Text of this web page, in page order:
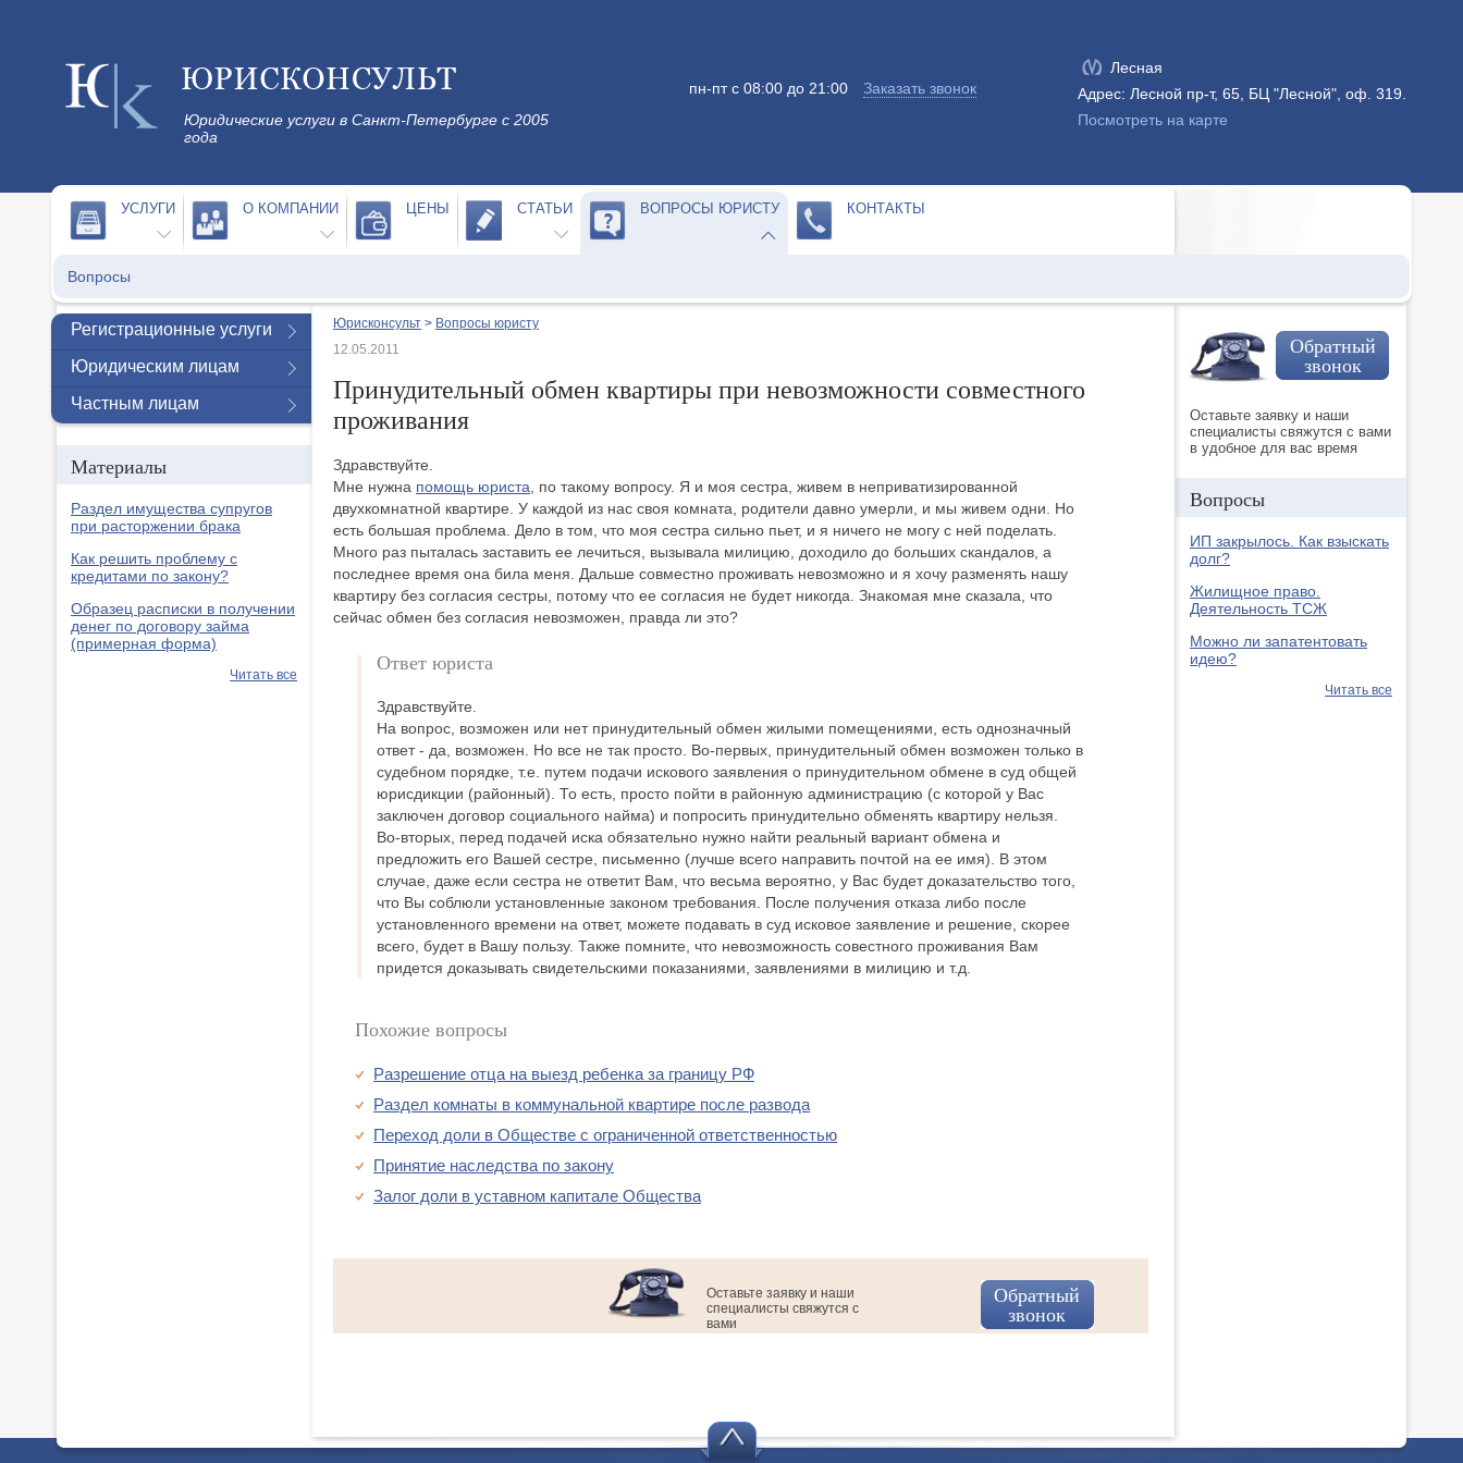
Юридические услуги в Санкт-Петербурге с 2005
года
пн-пт с 08:00 до 21:00 Заказать звонок
Лесная
Адрес: Лесной пр-т, 65, БЦ "Лесной", оф. 319.
Посмотреть на карте
УСЛУГИ О КОМПАНИИ ЦЕНЫ СТАТЬИ ВОПРОСЫ ЮРИСТУ КОНТАКТЫ
Вопросы
Юрисконсульт > Вопросы юристу
12.05.2011
Принудительный обмен квартиры при невозможности совместного
проживания
Здравствуйте.
Мне нужна помощь юриста , по такому вопросу. Я и моя сестра, живем в неприватизированной
двухкомнатной квартире. У каждой из нас своя комната, родители давно умерли, и мы живем одни. Но
есть большая проблема. Дело в том, что моя сестра сильно пьет, и я ничего не могу с ней поделать.
Много раз пыталась заставить ее лечиться, вызывала милицию, доходило до больших скандалов, а
последнее время она била меня. Дальше совместно проживать невозможно и я хочу разменять нашу
квартиру без согласия сестры, потому что ее согласия не будет никогда. Знакомая мне сказала, что
сейчас обмен без согласия невозможен, правда ли это?
Ответ юриста
Здравствуйте.
На вопрос, возможен или нет принудительный обмен жилыми помещениями, есть однозначный
ответ - да, возможен. Но все не так просто. Во-первых, принудительный обмен возможен только в
судебном порядке, т.е. путем подачи искового заявления о принудительном обмене в суд общей
юрисдикции (районный). То есть, просто пойти в районную администрацию (с которой у Вас
заключен договор социального найма) и попросить принудительно обменять квартиру нельзя.
Во-вторых, перед подачей иска обязательно нужно найти реальный вариант обмена и
предложить его Вашей сестре, письменно (лучше всего направить почтой на ее имя). В этом
случае, даже если сестра не ответит Вам, что весьма вероятно, у Вас будет доказательство того,
что Вы соблюли установленные законом требования. После получения отказа либо после
установленного времени на ответ, можете подавать в суд исковое заявление и решение, скорее
всего, будет в Вашу пользу. Также помните, что невозможность совестного проживания Вам
придется доказывать свидетельскими показаниями, заявлениями в милицию и т.д.
Похожие вопросы
Разрешение отца на выезд ребенка за границу РФ
Раздел комнаты в коммунальной квартире после развода
Переход доли в Обществе с ограниченной ответственностью
Принятие наследства по закону
Залог доли в уставном капитале Общества
Оставьте заявку и наши
специалисты свяжутся с
вами
Обратный
звонок
Регистрационные услуги
Юридическим лицам
Частным лицам
Материалы
Раздел имущества супругов
при расторжении брака
Как решить проблему с
кредитами по закону?
Образец расписки в получении
денег по договору займа
(примерная форма)
Читать все
Обратный
звонок
Оставьте заявку и наши
специалисты свяжутся с вами
в удобное для вас время
Вопросы
ИП закрылось. Как взыскать
долг?
Жилищное право.
Деятельность ТСЖ
Можно ли запатентовать
идею?
Читать все